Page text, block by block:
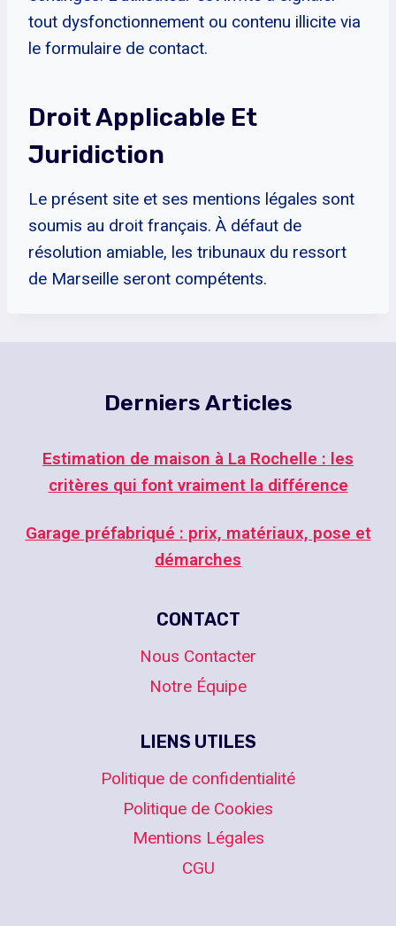
tout dysfonctionnement ou contenu illicite via
le formulaire de contact.
Droit Applicable Et
Juridiction
Le présent site et ses mentions légales sont
soumis au droit français. À défaut de
résolution amiable, les tribunaux du ressort
de Marseille seront compétents.
Derniers Articles
Estimation de maison à La Rochelle : les
critères qui font vraiment la différence
Garage préfabriqué : prix, matériaux, pose et
démarches
CONTACT
Nous Contacter
Notre Équipe
LIENS UTILES
Politique de confidentialité
Politique de Cookies
Mentions Légales
CGU